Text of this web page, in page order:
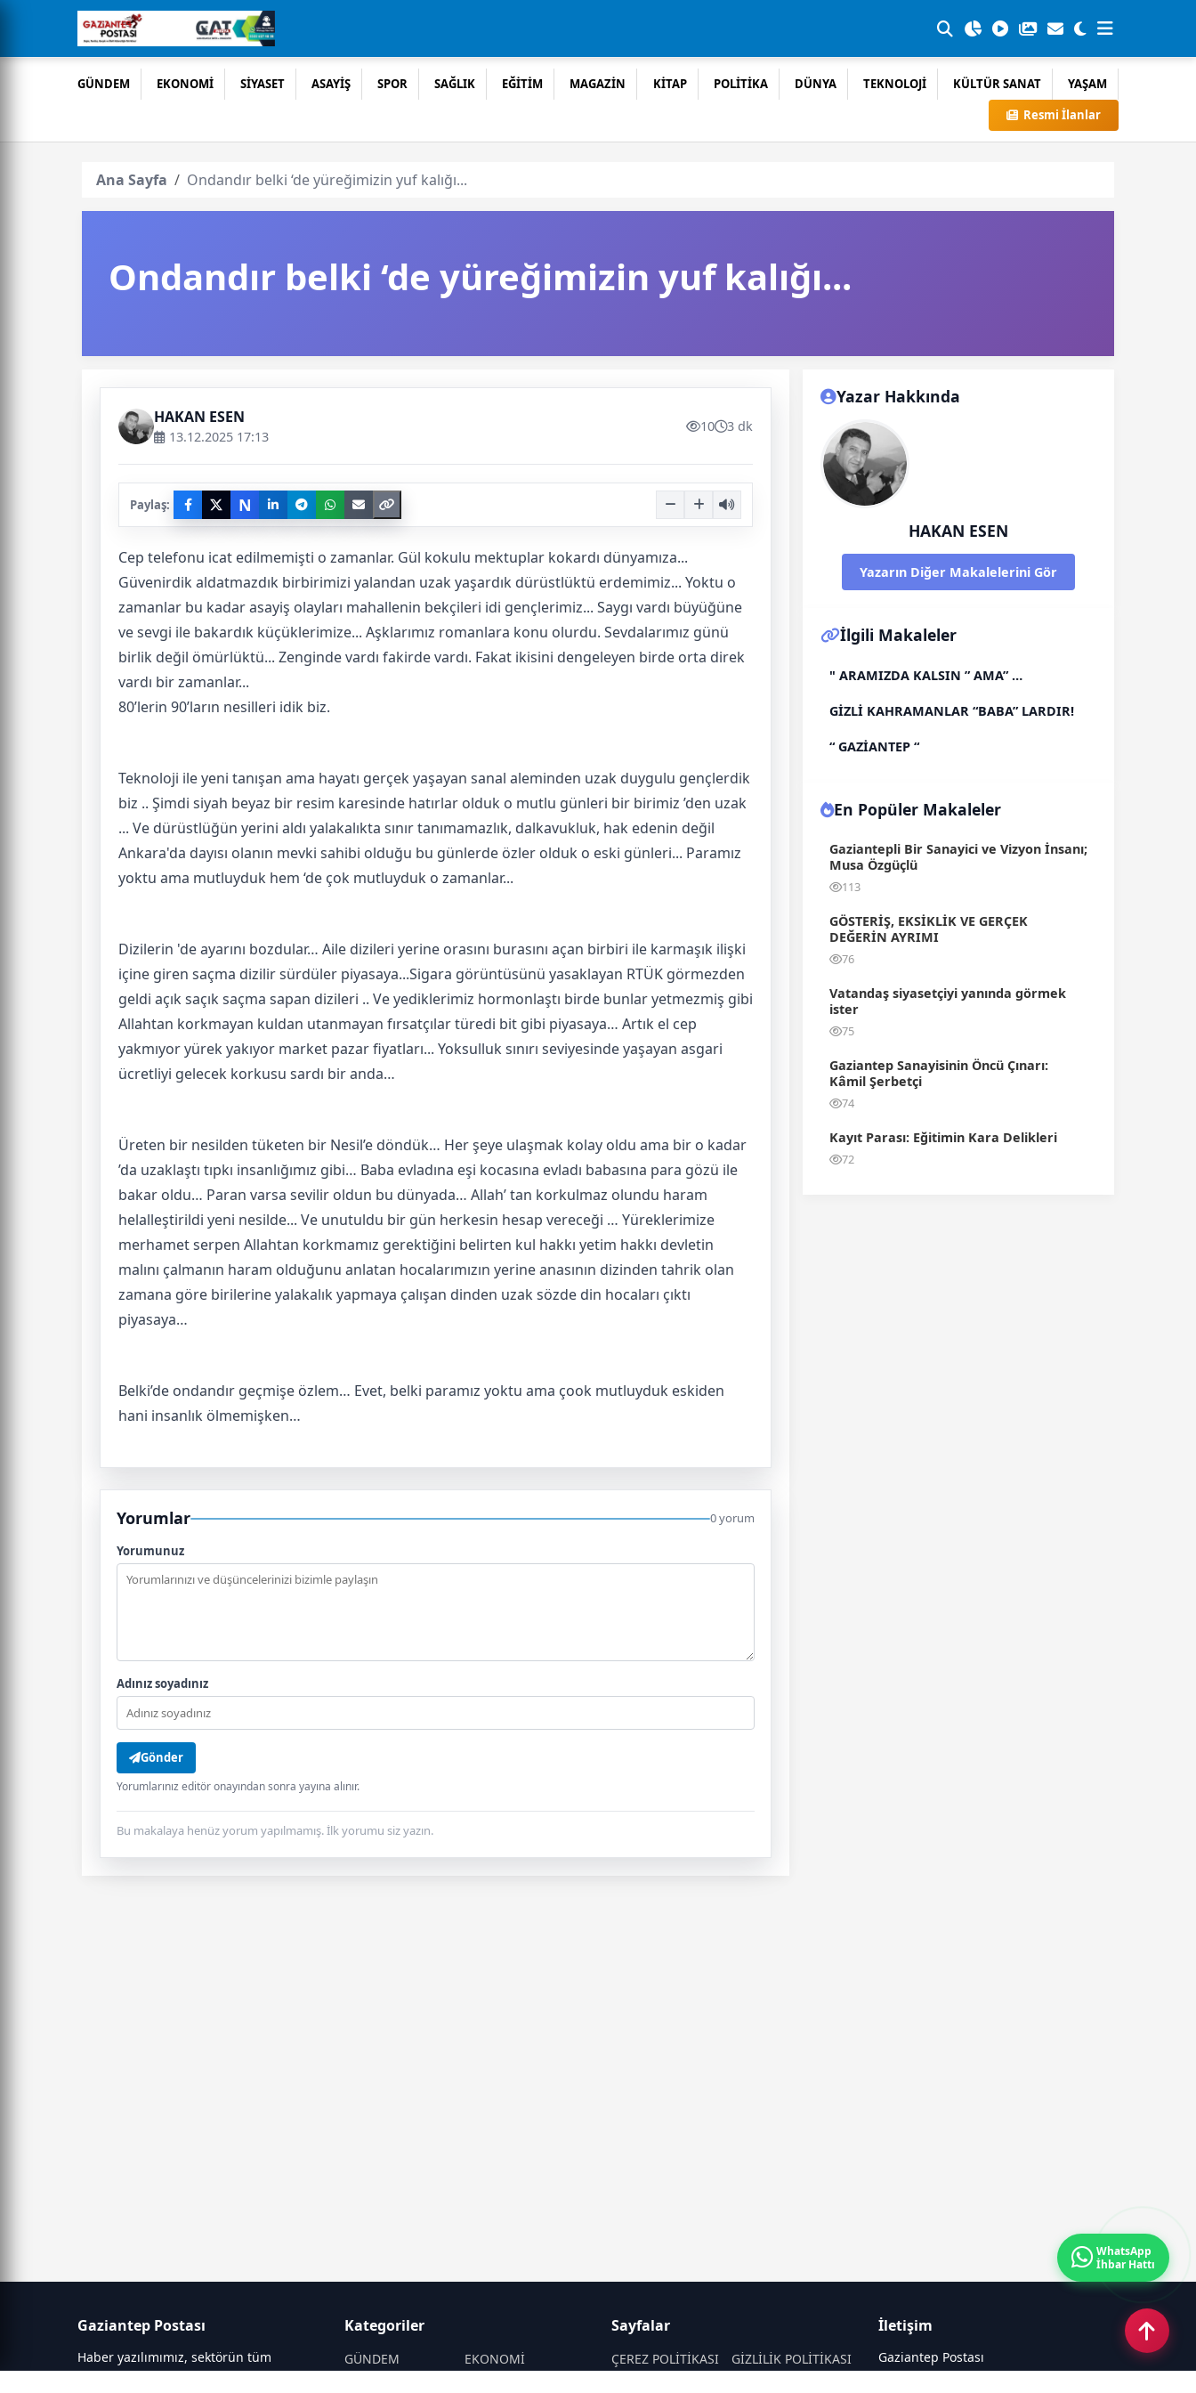
GÜNDEM EKONOMİ SİYASET ASAYİŞ SPOR SAĞLIK EĞİTİM MAGAZİN KİTAP POLİTİKA DÜNYA TEKNOLOJİ KÜLTÜR SANAT
YAŞAM
Resmi İlanlar
Ana Sayfa Ondandır belki ‘de yüreğimizin yuf kalığı...
Ondandır belki ‘de yüreğimizin yuf kalığı...
HAKAN ESEN
13.12.2025 17:13
10 3 dk
Paylaş: N
Cep telefonu icat edilmemişti o zamanlar. Gül kokulu mektuplar kokardı dünyamıza...
Güvenirdik aldatmazdık birbirimizi yalandan uzak yaşardık dürüstlüktü erdemimiz... Yoktu o
zamanlar bu kadar asayiş olayları mahallenin bekçileri idi gençlerimiz... Saygı vardı büyüğüne
ve sevgi ile bakardık küçüklerimize... Aşklarımız romanlara konu olurdu. Sevdalarımız günü
birlik değil ömürlüktü... Zenginde vardı fakirde vardı. Fakat ikisini dengeleyen birde orta direk
vardı bir zamanlar...
80’lerin 90’ların nesilleri idik biz.
Teknoloji ile yeni tanışan ama hayatı gerçek yaşayan sanal aleminden uzak duygulu gençlerdik
biz .. Şimdi siyah beyaz bir resim karesinde hatırlar olduk o mutlu günleri bir birimiz ’den uzak
... Ve dürüstlüğün yerini aldı yalakalıkta sınır tanımamazlık, dalkavukluk, hak edenin değil
Ankara'da dayısı olanın mevki sahibi olduğu bu günlerde özler olduk o eski günleri... Paramız
yoktu ama mutluyduk hem ‘de çok mutluyduk o zamanlar...
Dizilerin 'de ayarını bozdular… Aile dizileri yerine orasını burasını açan birbiri ile karmaşık ilişki
içine giren saçma dizilir sürdüler piyasaya...Sigara görüntüsünü yasaklayan RTÜK görmezden
geldi açık saçık saçma sapan dizileri .. Ve yediklerimiz hormonlaştı birde bunlar yetmezmiş gibi
Allahtan korkmayan kuldan utanmayan fırsatçılar türedi bit gibi piyasaya… Artık el cep
yakmıyor yürek yakıyor market pazar fiyatları... Yoksulluk sınırı seviyesinde yaşayan asgari
ücretliyi gelecek korkusu sardı bir anda…
Üreten bir nesilden tüketen bir Nesil’e döndük… Her şeye ulaşmak kolay oldu ama bir o kadar
’da uzaklaştı tıpkı insanlığımız gibi… Baba evladına eşi kocasına evladı babasına para gözü ile
bakar oldu… Paran varsa sevilir oldun bu dünyada… Allah’ tan korkulmaz olundu haram
helalleştirildi yeni nesilde... Ve unutuldu bir gün herkesin hesap vereceği … Yüreklerimize
merhamet serpen Allahtan korkmamız gerektiğini belirten kul hakkı yetim hakkı devletin
malını çalmanın haram olduğunu anlatan hocalarımızın yerine anasının dizinden tahrik olan
zamana göre birilerine yalakalık yapmaya çalışan dinden uzak sözde din hocaları çıktı
piyasaya…
Belki’de ondandır geçmişe özlem… Evet, belki paramız yoktu ama çook mutluyduk eskiden
hani insanlık ölmemişken…
Yorumlar 0 yorum
Yorumunuz
Adınız soyadınız
Gönder
Yorumlarınız editör onayından sonra yayına alınır.
Bu makalaya henüz yorum yapılmamış. İlk yorumu siz yazın.
Yazar Hakkında
HAKAN ESEN
Yazarın Diğer Makalelerini Gör
İlgili Makaleler
" ARAMIZDA KALSIN ” AMA” …
GİZLİ KAHRAMANLAR “BABA” LARDIR!
“ GAZİANTEP “
En Popüler Makaleler
Gaziantepli Bir Sanayici ve Vizyon İnsanı;
Musa Özgüçlü
113
GÖSTERİŞ, EKSİKLİK VE GERÇEK
DEĞERİN AYRIMI
76
Vatandaş siyasetçiyi yanında görmek
ister
75
Gaziantep Sanayisinin Öncü Çınarı:
Kâmil Şerbetçi
74
Kayıt Parası: Eğitimin Kara Delikleri
72
Gaziantep Postası
Haber yazılımımız, sektörün tüm
ihtiyaçlarını karşılayacak şekilde
Kategoriler
GÜNDEM
EKONOMİ
Sayfalar
ÇEREZ POLİTİKASI
GİZLİLİK POLİTİKASI
İletişim
Gaziantep Postası
WhatsApp
İhbar Hattı